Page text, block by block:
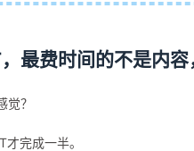
最费时间的不是内
觉？
完成一半。